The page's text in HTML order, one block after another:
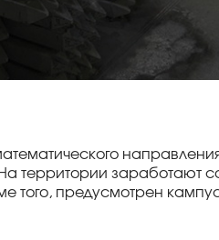
территории заработают
того, предусмотрен